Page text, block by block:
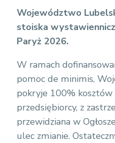
Województwo
stoiska
Paryż 2026.
W ramach
pomoc de minimis,
pokryje 100%
przedsiębiorcy, z
przewidziana w
ulec zmianie.